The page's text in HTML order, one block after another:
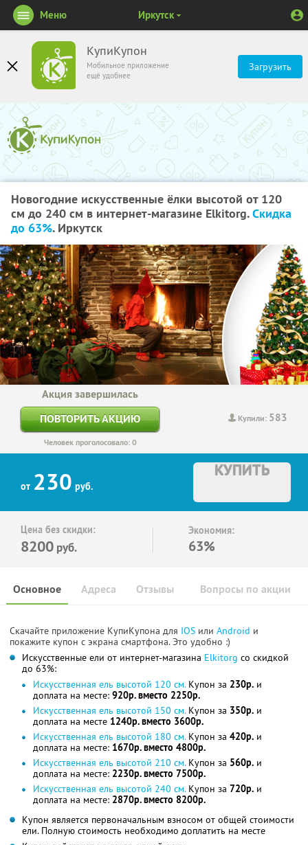
КупиКупон
Мобильное приложение
ещё удобнее
Загрузить
Меню Иркутск
Новогодние искусственные ёлки высотой от 120
см до 240 см в интернет-магазине Elkitorg.Скидка
до 63%. Иркутск
Купили: 583
Акция завершилась
ПОВТОРИТЬ АКЦИЮ
Человек проголосовало: 0
от 230 руб.
КУПИТЬ
Цена без скидки:
8200 руб.
Экономия:
63%
Основное Отзывы Вопросы по акции
Адреса
Скачайте приложение КупиКупона для IOS или Android и
покажите купон с экрана смартфона. Это удобно :)
Искусственные ели от интернет-магазина Elkitorg со скидкой
до 63%:
Искусственная ель высотой 120 см.Купон за 230р. и
доплата на месте: 920р. вместо 2250р.
Искусственная ель высотой 150 см.Купон за 350р. и
доплата на месте 1240р. вместо 3600р.
Искусственная ель высотой 180 см.Купон за 420р. и
доплата на месте: 1670р. вместо 4800р.
Искусственная ель высотой 210 см.Купон за 560р. и
доплата на месте: 2230р. вместо 7500р.
Искусственная ель высотой 240 см.Купон за 720р. и
доплата на месте: 2870р. вместо 8200р.
Купон является первоначальным взносом от общей стоимости
ели. Полную стоимость необходимо доплатить на месте